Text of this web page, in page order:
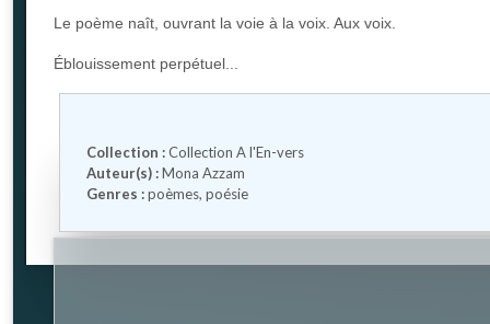
Le poème naît, ouvrant la voie à la voix. Aux voix.
Éblouissement perpétuel...
Collection :Collection A l'En-vers
Auteur(s) :Mona Azzam
Genres :poèmes,poésie